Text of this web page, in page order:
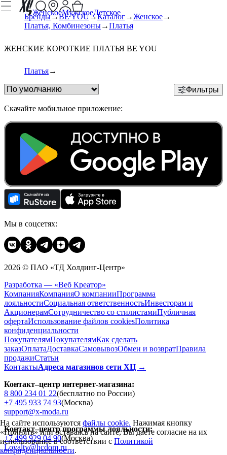
ЖенскоеМужскоеДетское
Бренды BE YOU Каталог
Женское
Платья, Комбинезоны
Платья
ЖЕНСКИЕ КОРОТКИЕ ПЛАТЬЯ BE YOU
Платья
Фильтры
Скачайте мобильное приложение:
Мы в соцсетях:
2026 © ПАО «ТД Холдинг-Центр»
Разработка — «Веб Креатор»
КомпанияКомпанияО компанииПрограмма
лояльностиСоциальная ответственностьИнвесторам и
АкционерамСотрудничество со стилистамиПубличная
офертаИспользование файлов cookiesПолитика
конфиденциальности
ПокупателямПокупателямКак сделать
заказОплатаДоставкаCамовывозОбмен и возвратПравила
продажиСтатьи
КонтактыАдреса магазинов сети ХЦ →
Контакт–центр интернет-магазина:
8 800 234 01 22(бесплатно по России)
+7 495 933 74 93(Москва)
support@x-moda.ru
Контакт–центр программы лояльности:
+7 499 929 04 90(Москва)
Loyalty@hcdom.ru
На сайте используются файлы cookie. Нажимая кнопку
«Принять» или оставаясь на сайте, Вы даете согласие на их
использование в соответствии с Политикой
конфиденциальности.